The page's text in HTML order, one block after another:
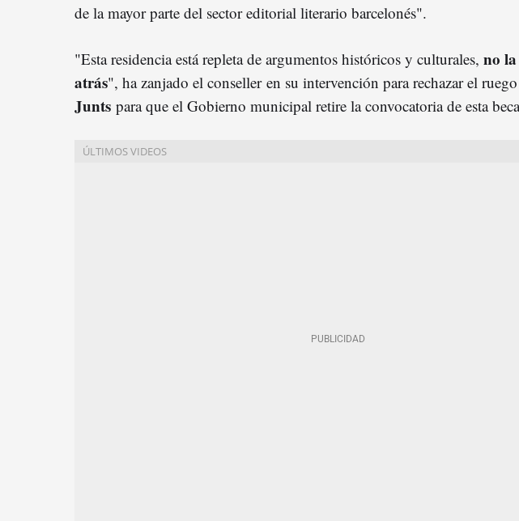
de la mayor parte del sector editorial literario barcelonés".
"Esta residencia está repleta de argumentos históricos y culturales, no
atrás", ha zanjado el conseller en su intervención para rechazar el
Junts para que el Gobierno municipal retire la convocatoria de esta